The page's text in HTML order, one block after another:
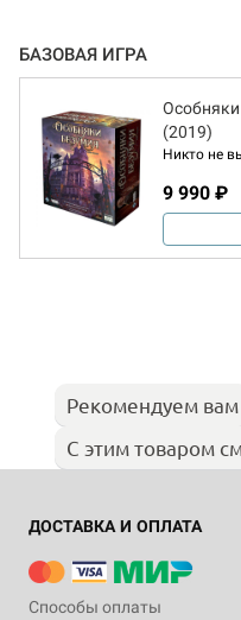
БАЗОВАЯ ИГРА
(2019)
Никто не
9 990 ₽
Рекомендуем вам
С этим товаром
ДОСТАВКА И ОПЛАТА
Способы оплаты